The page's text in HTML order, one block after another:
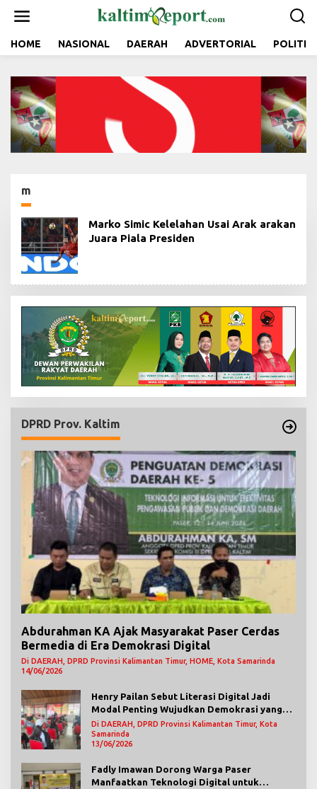
t
HOME NASIONAL DAERAH ADVERTORIAL POLITIK
m
Marko Simic Kelelahan Usai Arak arakan
Juara Piala Presiden
DPRD Prov. Kaltim
Abdurahman KA Ajak Masyarakat Paser Cerdas
Bermedia di Era Demokrasi Digital
Di DAERAH, DPRD Provinsi Kalimantan Timur, HOME, Kota Samarinda
14/06/2026
Henry Pailan Sebut Literasi Digital Jadi
Modal Penting Wujudkan Demokrasi yang
Lebih Terbuka
Di DAERAH, DPRD Provinsi Kalimantan Timur, Kota
Samarinda
13/06/2026
Fadly Imawan Dorong Warga Paser
Manfaatkan Teknologi Digital untuk